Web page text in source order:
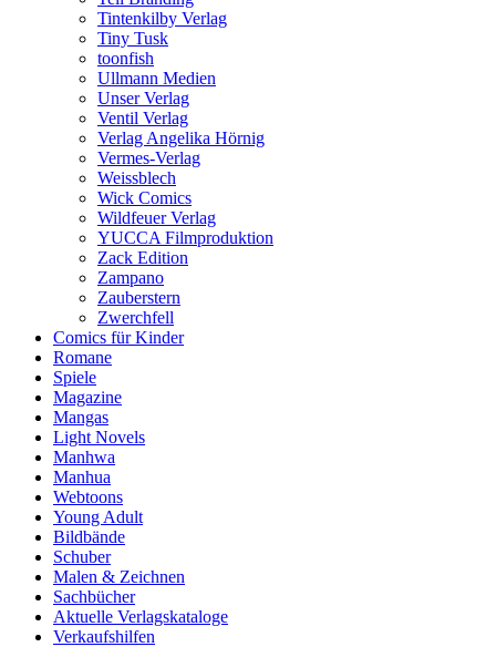
Tintenkilby Verlag
Tiny Tusk
toonfish
Ullmann Medien
Unser Verlag
Ventil Verlag
Verlag Angelika Hörnig
Vermes-Verlag
Weissblech
Wick Comics
Wildfeuer Verlag
YUCCA Filmproduktion
Zack Edition
Zampano
Zauberstern
Zwerchfell
Comics für Kinder
Romane
Spiele
Magazine
Mangas
Light Novels
Manhwa
Manhua
Webtoons
Young Adult
Bildbände
Schuber
Malen & Zeichnen
Sachbücher
Aktuelle Verlagskataloge
Verkaufshilfen